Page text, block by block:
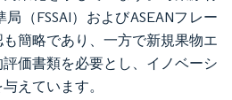
（FSSAI）およびASEANフレー
簡略であり、一方で新規果物エ
価書類を必要とし、イノベーシ
えています。